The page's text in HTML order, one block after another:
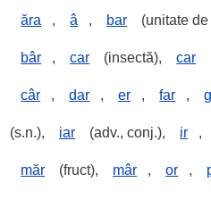
ăra , â , bar (unitate
bâr , car (insectă), car
câr , dar , er , far ,
(s.n.), iar (adv., conj.), ir ,
măr (fruct), mâr , or ,